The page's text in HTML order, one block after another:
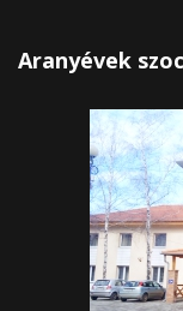
Aranyévek